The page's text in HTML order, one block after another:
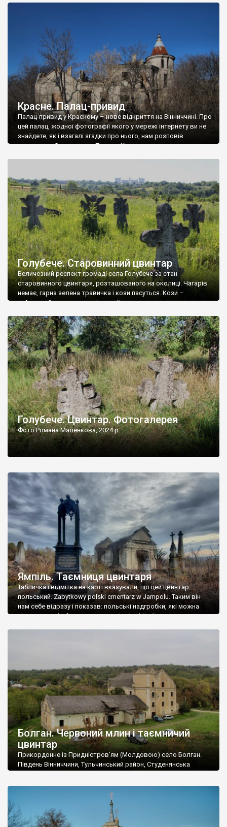
Красне. Палац-привид
Палац-привид у Красному – нове відкриття на Вінниччині. Про
цей палац, жодної фотографії якого у мережі інтернету ви не
знайдете, як і взагалі згадки про нього, нам розповів
мешканець Самгородка. Палац у Красному вразив не лише
Голубече. Старовинний цвинтар
Величезний респект громаді села Голубече за стан
старовинного цвинтаря, розташованого на околиці. Чагарів
немає, гарна зелена травичка і кози пасуться. Кози –
найкращий регулятор шкідливої, для старих кладовищ,
бруньками, кози ті бруньки обгризають, бо то улюблений
делікатес. На цвинтарі у Голубечому ціла колекція
різноманітних форм хрестів. Село відносно невелике, […]
Голубече. Цвинтар. Фотогалерея
Фото Романа Маленкова, 2024 р.
Ямпіль. Таємниця цвинтаря
Табличка і відмітка на карті вказували, що цей цвинтар
польський. Zabytkowy polski cmentarz w Jampolu. Таким він
нам себе відразу і показав: польські надгробки, які можна
віднести до фабричних, польські епітафії… Загалом цвинтар
Болган. Червоний млин і таємничий
цвинтар
Прикордонне із Придністров’ям (Молдовою) село Болган.
Південь Вінниччини, Тульчинський район, Студенянська
старовинний цвинтар із кам’яними хрестами. Всі епітафії, які
збереглися, написані кирилицею, церковнослов’янською
мовою. За всіма традиційними ознаками – цвинтар
український. Хрести датуються 19 століттям. У 1924-1940